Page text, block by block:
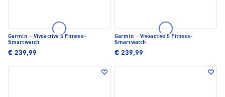
Garmin · Vivoactive 5 Fitness-
Smartwatch
€ 239,99
Garmin · Vivoactive 5 Fitness-
Smartwatch
€ 239,99